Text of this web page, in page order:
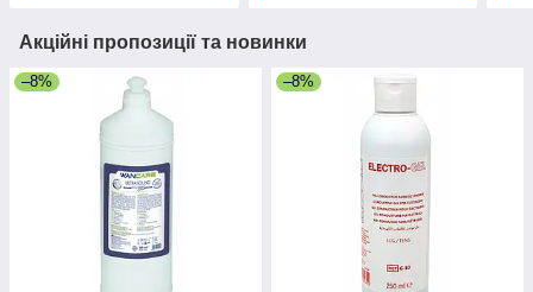
Акційні пропозиції та новинки
–8% –8%